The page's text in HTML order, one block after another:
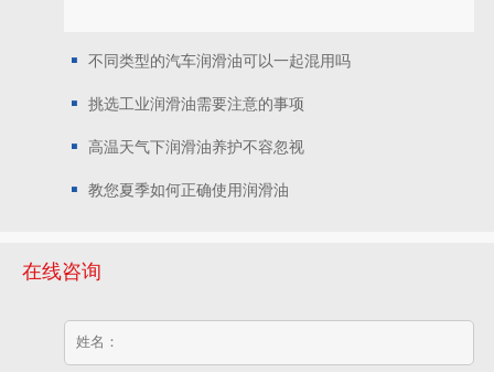
应侧结构性变革的压力...
不同类型的汽车润滑油可以一起混用吗
挑选工业润滑油需要注意的事项
高温天气下润滑油养护不容忽视
教您夏季如何正确使用润滑油
在线咨询